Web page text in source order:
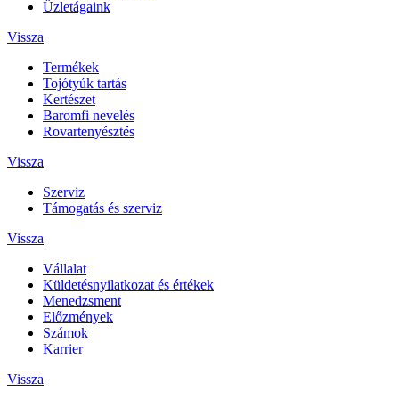
Üzletágaink
Vissza
Termékek
Tojótyúk tartás
Kertészet
Baromfi nevelés
Rovartenyésztés
Vissza
Szerviz
Támogatás és szerviz
Vissza
Vállalat
Küldetésnyilatkozat és értékek
Menedzsment
Előzmények
Számok
Karrier
Vissza